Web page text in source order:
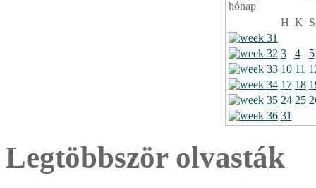
H K
3 4
5
10 11
17 18
24 25
31
Legtöbbször olvasták